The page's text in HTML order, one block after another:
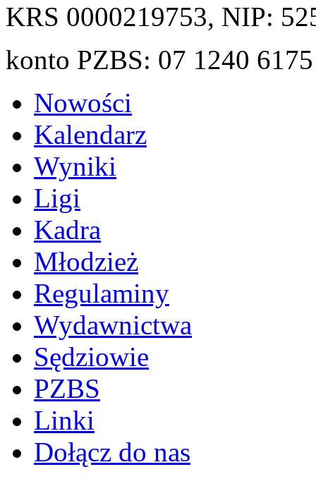
KRS 0000219753, NIP:
konto PZBS: 07 1240
Nowości
Kalendarz
Wyniki
Ligi
Kadra
Młodzież
Regulaminy
Wydawnictwa
Sędziowie
PZBS
Linki
Dołącz do nas